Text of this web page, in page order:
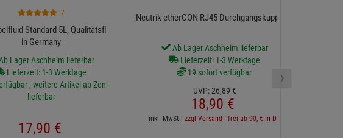
7
Standard 5L, Qualitätsfluid Made
in Germany
Lager Aschheim lieferbar
Lieferzeit: 1-3 Werktage
, weitere Artikel ab Zentrallager
lieferbar
17,90 €
Neutrik etherCON RJ45 Durchgangskupplung
Ab Lager Aschheim lieferbar
Lieferzeit: 1-3 Werktage
19 sofort verfügbar
UVP:26,89 €
18,90 €
inkl. MwSt. zzgl Versand - frei ab 90,-€ in DE
›